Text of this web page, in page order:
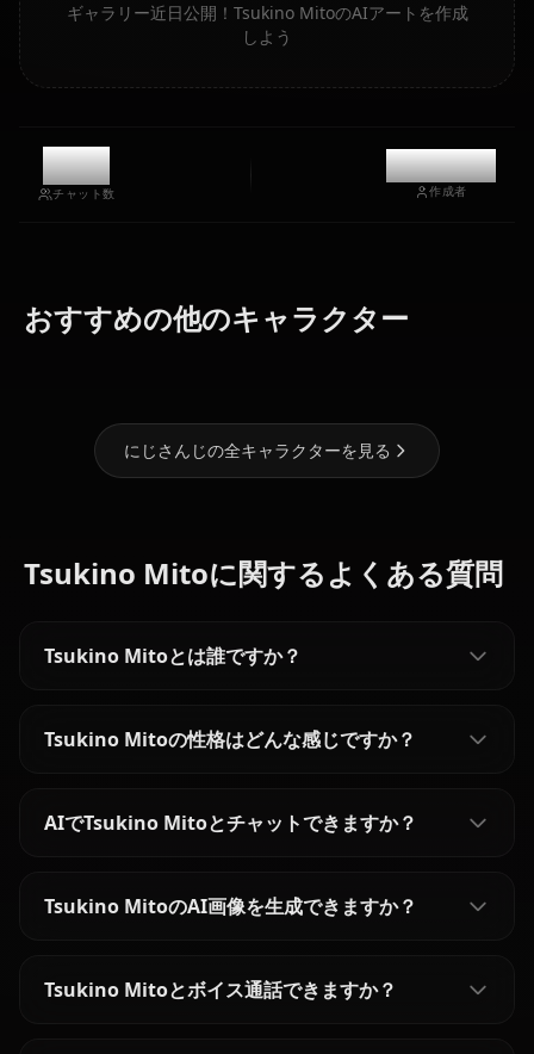
ギャラリー近日公開！Tsukino MitoのAIアートを作成
しよう
9.9k
チャット数
@kanashi
作成者
おすすめの他のキャラクター
リゼ・ヘルエ
スタ
アンジュ・カ
にじさんじの全キャラクターを見る
Tsukino Mitoに関するよくある質問
Tsukino Mitoとは誰ですか？
Tsukino Mitoの性格はどんな感じですか？
AIでTsukino Mitoとチャットできますか？
Tsukino MitoのAI画像を生成できますか？
Tsukino Mitoとボイス通話できますか？